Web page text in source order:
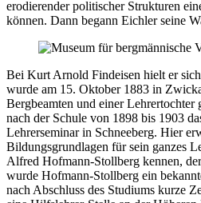
erodierender politischer Strukturen
können. Dann begann Eichler seine
Bei Kurt Arnold Findeisen hielt er
wurde am 15. Oktober 1883 in
Bergbeamten und einer Lehrertochter
nach der Schule von 1898 bis 1903
Lehrerseminar in Schneeberg. Hier
Bildungsgrundlagen für sein ganzes
Alfred Hofmann-Stollberg kennen,
wurde Hofmann-Stollberg ein
nach Abschluss des Studiums kurze